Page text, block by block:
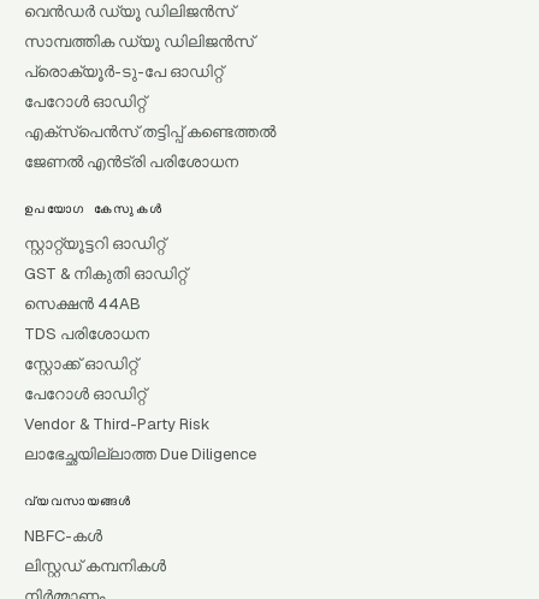
വെൻഡർ ഡ്യൂ ഡിലിജൻസ്
സാമ്പത്തിക ഡ്യൂ ഡിലിജൻസ്
പ്രൊക്യൂർ-ടു-പേ ഓഡിറ്റ്
പേറോൾ ഓഡിറ്റ്
എക്സ്പെൻസ് തട്ടിപ്പ് കണ്ടെത്തൽ
ജേണൽ എൻട്രി പരിശോധന
ഉപയോഗ കേസുകൾ
സ്റ്റാറ്റ്യൂട്ടറി ഓഡിറ്റ്
GST & നികുതി ഓഡിറ്റ്
സെക്ഷൻ 44AB
TDS പരിശോധന
സ്റ്റോക്ക് ഓഡിറ്റ്
പേറോൾ ഓഡിറ്റ്
Vendor & Third-Party Risk
ലാഭേച്ഛയില്ലാത്ത Due Diligence
വ്യവസായങ്ങൾ
NBFC-കൾ
ലിസ്റ്റഡ് കമ്പനികൾ